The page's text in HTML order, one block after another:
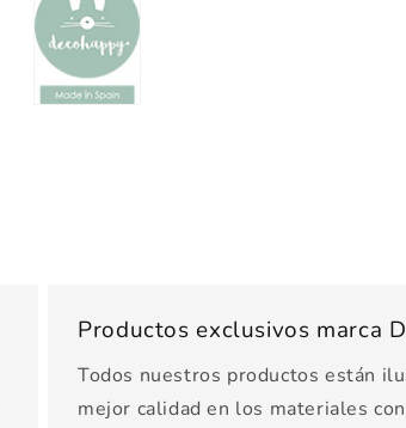
Productos exclusivos marca
Todos nuestros productos están
mejor calidad en los materiales